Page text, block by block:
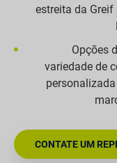
estreita da
Opções
variedade de
CONTATE UM